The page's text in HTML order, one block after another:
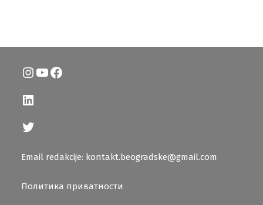
Instagram
YouTube
Facebook
LinkedIn
Twitter
Email redakcije: kontakt.beogradske@gmail.com
Политика приватности